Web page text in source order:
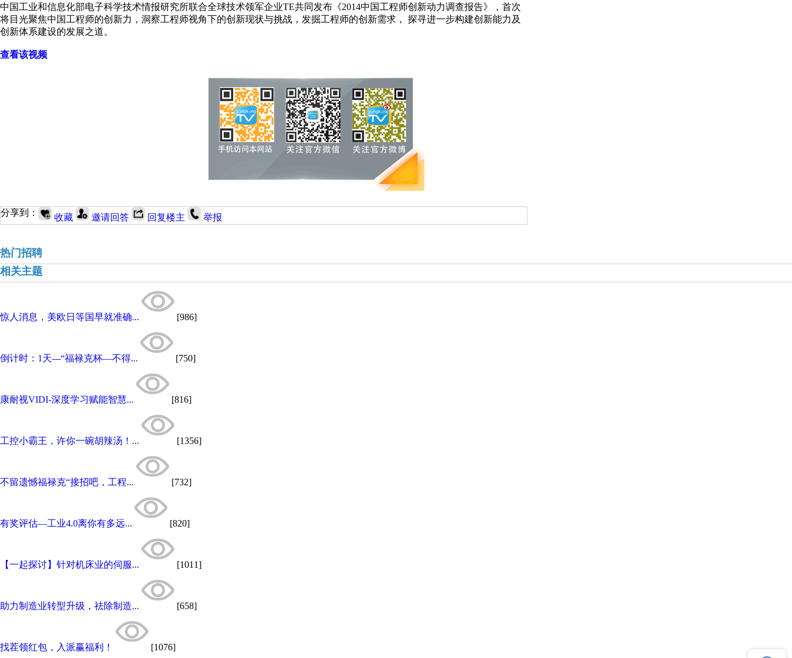
中国工业和信息化部电子科学技术情报研究所联合全球技术领军企业TE共同发布《2014中国工程师创新动力调查报告》，首次
将目光聚焦中国工程师的创新力，洞察工程师视角下的创新现状与挑战，发掘工程师的创新需求， 探寻进一步构建创新能力及
创新体系建设的发展之道。
查看该视频
分享到： 收藏 邀请回答 回复楼主 举报
热门招聘
相关主题
惊人消息，美欧日等国早就准确... [986]
倒计时：1天---“福禄克杯—不得... [750]
康耐视VIDI-深度学习赋能智慧... [816]
工控小霸王，许你一碗胡辣汤！... [1356]
不留遗憾福禄克“接招吧，工程... [732]
有奖评估—工业4.0离你有多远... [820]
【一起探讨】针对机床业的伺服... [1011]
助力制造业转型升级，祛除制造... [658]
找茬领红包，入派赢福利！ [1076]